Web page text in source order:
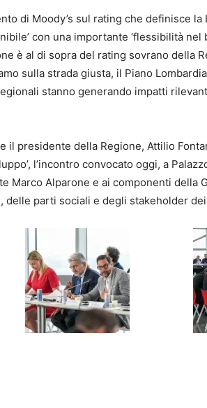
di Moody’s sul rating che definisce la
con una importante ‘flessibilità nel
è al di sopra del rating sovrano della
sulla strada giusta, il Piano
stanno generando impatti
il presidente della Regione, Attilio
l’incontro convocato oggi, a
Marco Alparone e ai componenti della
delle parti sociali e degli stakeholder